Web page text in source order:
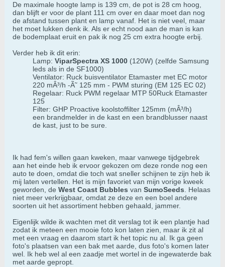
De maximale hoogte lamp is 139 cm, de pot is 28 cm hoog,
dan blijft er voor de plant 111 cm over en daar moet dan nog
de afstand tussen plant en lamp vanaf. Het is niet veel, maar
het moet lukken denk ik. Als er echt nood aan de man is kan
de bodemplaat eruit en pak ik nog 25 cm extra hoogte erbij.
Verder heb ik dit erin:
Lamp: ViparSpectra XS 1000 (120W) (zelfde Samsung
leds als in de SF1000)
Ventilator: Ruck buisventilator Etamaster met EC motor
220 mÂ³/h -Ã˜ 125 mm - PWM sturing (EM 125 EC 02)
Regelaar: Ruck PWM regelaar MTP 50Ruck Etamaster
125
Filter: GHP Proactive koolstoffilter 125mm (mÂ³/h)
een brandmelder in de kast en een brandblusser naast
de kast, just to be sure.
Ik had fem's willen gaan kweken, maar vanwege tijdgebrek
aan het einde heb ik ervoor gekozen om deze ronde nog een
auto te doen, omdat die toch wat sneller schijnen te zijn heb ik
mij laten vertellen. Het is mijn favoriet van mijn vorige kweek
geworden, de West Coast Bubbles van SumoSeeds . Helaas
niet meer verkrijgbaar, omdat ze deze en een boel andere
soorten uit het assortiment hebben gehaald, jammer.
Eigenlijk wilde ik wachten met dit verslag tot ik een plantje had
zodat ik meteen een mooie foto kon laten zien, maar ik zit al
met een vraag en daarom start ik het topic nu al. Ik ga geen
foto's plaatsen van een bak met aarde, dus foto's komen later
wel. Ik heb wel al een zaadje met wortel in de ingewaterde bak
met aarde gepropt.